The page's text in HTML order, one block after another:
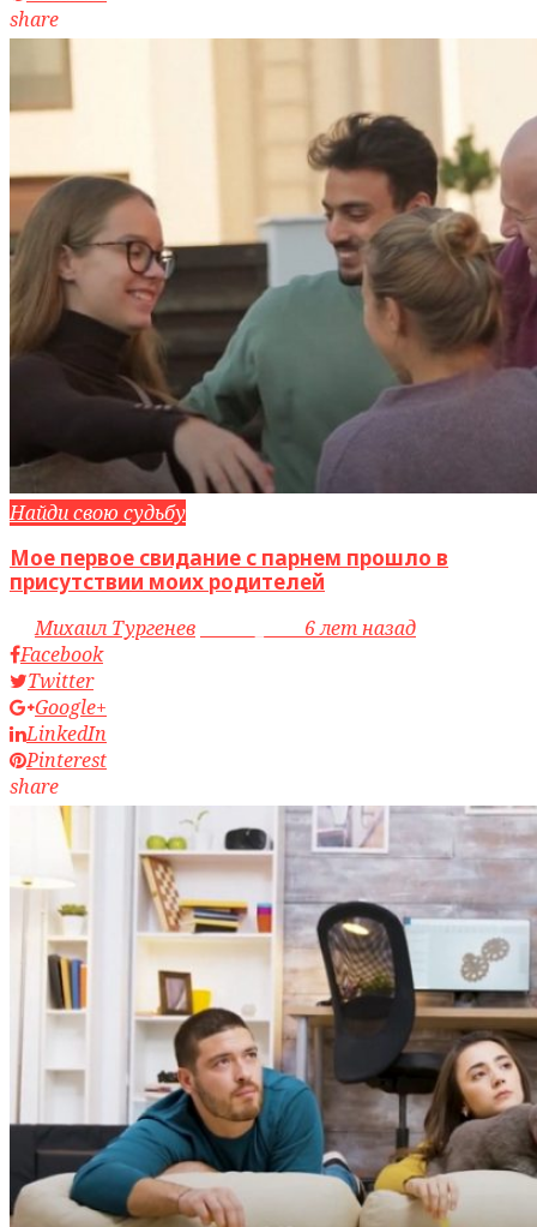
share
Найди свою судьбу
Мое первое свидание с парнем прошло в
присутствии моих родителей
byМихаил Тургенев
6 лет назад
Facebook
Twitter
Google+
LinkedIn
Pinterest
share